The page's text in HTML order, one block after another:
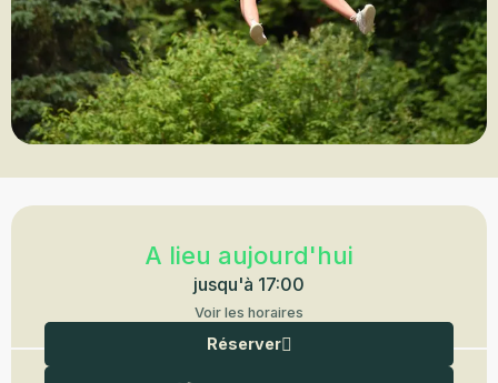
Ouverture et coordonnées
A lieu aujourd'hui
jusqu'à 17:00
Voir les horaires
Réserver